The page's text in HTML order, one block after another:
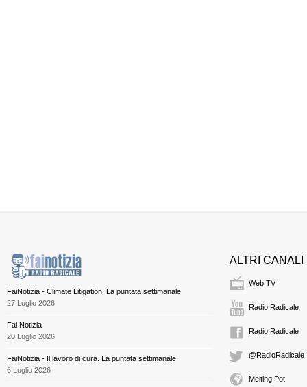
FaiNotizia - Climate Litigation. La puntata settimanale
27 Luglio 2026
Fai Notizia
20 Luglio 2026
FaiNotizia - Il lavoro di cura. La puntata settimanale
6 Luglio 2026
ALTRI CANALI
Web TV
Radio Radicale
Radio Radicale
@RadioRadicale
Melting Pot